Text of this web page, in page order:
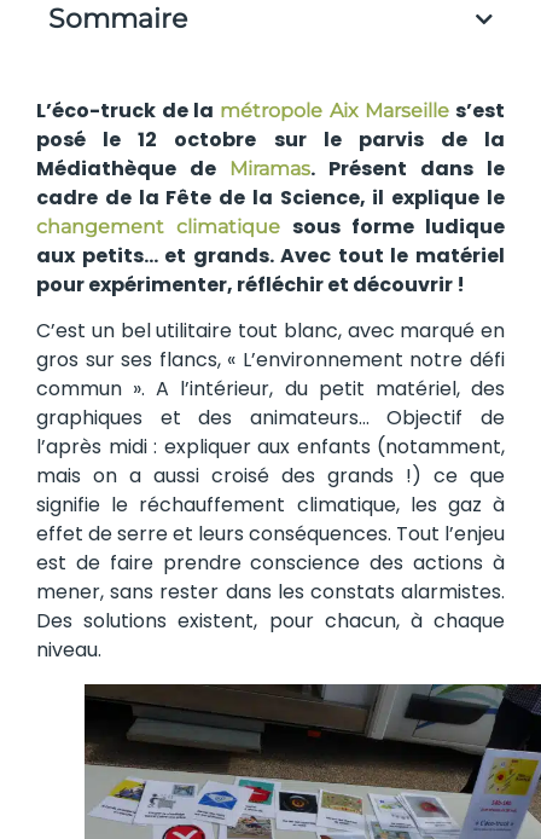
Sommaire
L’éco-truck de la métropole Aix Marseille s’est
posé le 12 octobre sur le parvis de la
Médiathèque de
Miramas. Présent dans le
cadre de la Fête de la Science, il explique le
changement climatique sous forme ludique
aux petits… et grands. Avec tout le matériel
pour expérimenter, réfléchir et découvrir !
C’est un bel utilitaire tout blanc, avec marqué en
gros sur ses flancs, « L’environnement notre défi
commun ». A l’intérieur, du petit matériel, des
graphiques et des animateurs… Objectif de
l’après midi : expliquer aux enfants (notamment,
mais on a aussi croisé des grands !) ce que
signifie le réchauffement climatique, les gaz à
effet de serre et leurs conséquences. Tout l’enjeu
est de faire prendre conscience des actions à
mener, sans rester dans les constats alarmistes.
Des solutions existent, pour chacun, à chaque
niveau.